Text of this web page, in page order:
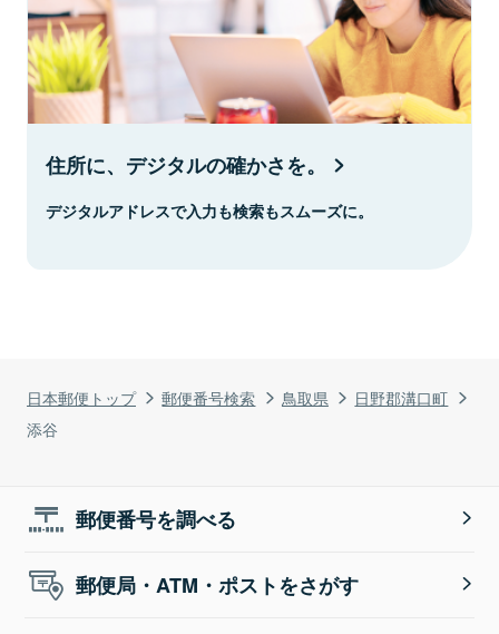
日本郵便トップ 郵便番号検索 鳥取県
日野郡溝口町
添谷
住所に、デジタルの確かさを。
デジタルアドレスで入力も検索もスムーズに。
郵便番号を調べる
郵便局・ATM・ポストをさがす